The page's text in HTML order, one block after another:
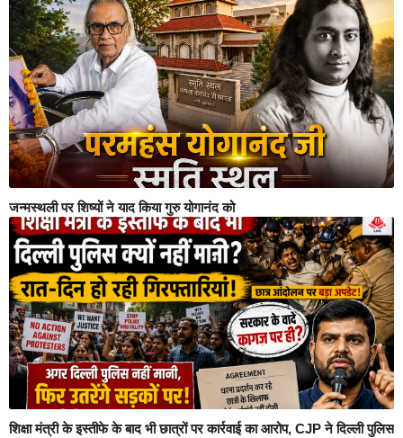
जन्मस्थली पर शिष्यों ने याद किया गुरु योगानंद को
शिक्षा मंत्री के इस्तीफे के बाद भी छात्रों पर कार्रवाई का आरोप, CJP ने दिल्ली पुलिस